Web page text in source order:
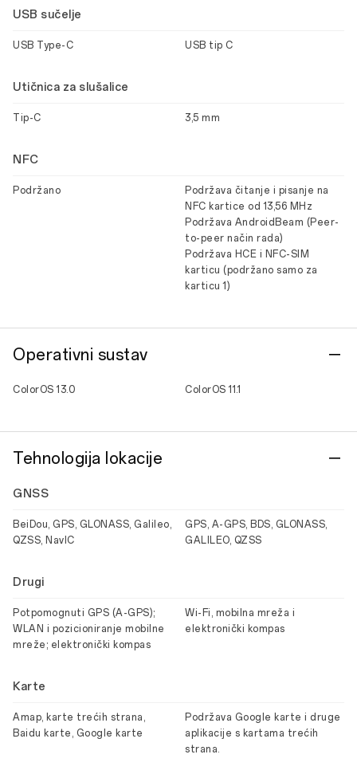
USB sučelje
USB Type-C USB tip C
Utičnica za slušalice
Tip-C 3,5 mm
NFC
Podržano
Podržava čitanje i pisanje na
NFC kartice od 13,56 MHz
Podržava AndroidBeam (Peer-
to-peer način rada)
Podržava HCE i NFC-SIM
karticu (podržano samo za
karticu 1)
Operativni sustav
ColorOS 13.0 ColorOS 11.1
Tehnologija lokacije
GNSS
BeiDou, GPS, GLONASS, Galileo,
QZSS, NavIC
GPS, A-GPS, BDS, GLONASS,
GALILEO, QZSS
Drugi
Potpomognuti GPS (A-GPS);
WLAN i pozicioniranje mobilne
mreže; elektronički kompas
Wi-Fi, mobilna mreža i
elektronički kompas
Karte
Amap, karte trećih strana,
Baidu karte, Google karte
Podržava Google karte i druge
aplikacije s kartama trećih
strana.